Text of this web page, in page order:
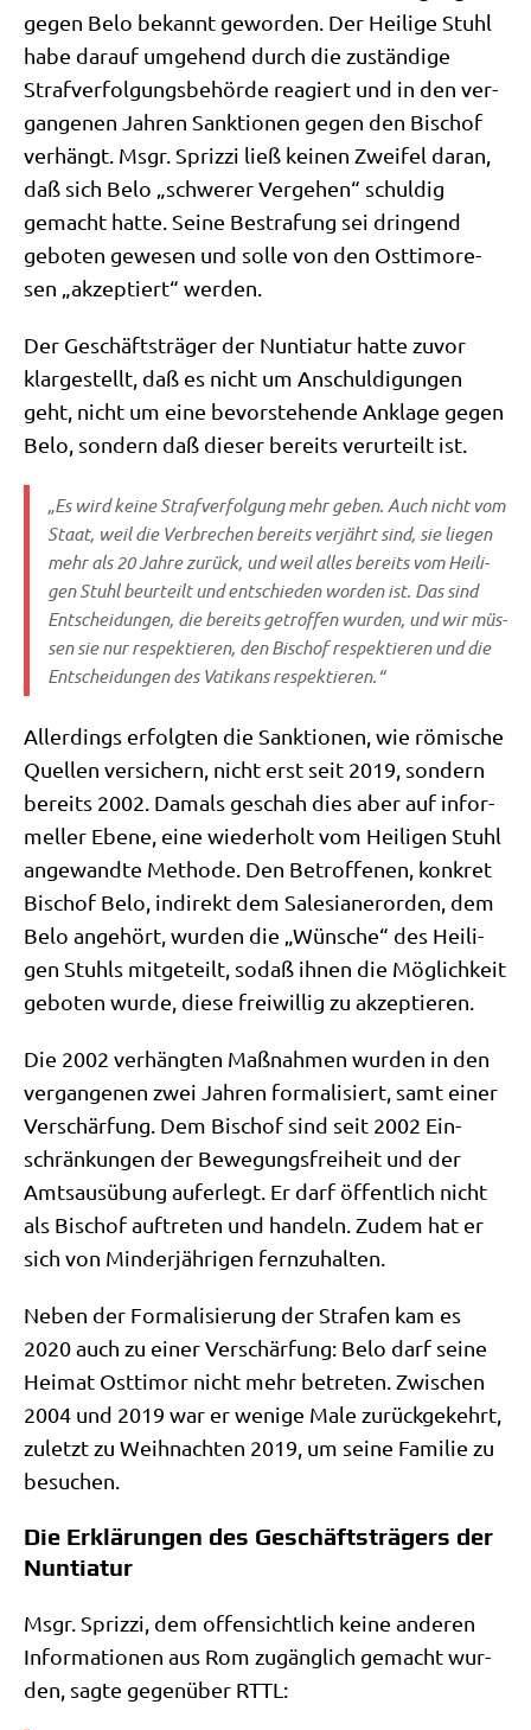
gegen Belo bekannt gewor­den. Der Hei­li­ge Stuhl
habe dar­auf umge­hend durch die zustän­di­ge
Straf­ver­fol­gungs­be­hör­de reagiert und in den ver­
gan­ge­nen Jah­ren Sank­tio­nen gegen den Bischof
ver­hängt. Msgr. Spriz­zi ließ kei­nen Zwei­fel dar­an,
daß sich Belo „schwe­rer Ver­ge­hen“ schul­dig
gemacht hat­te. Sei­ne Bestra­fung sei drin­gend
gebo­ten gewe­sen und sol­le von den Ost­ti­mo­re­
sen „akzep­tiert“ werden.
Der Geschäfts­trä­ger der Nun­tia­tur hat­te zuvor
klar­ge­stellt, daß es nicht um Anschul­di­gun­gen
geht, nicht um eine bevor­ste­hen­de Ankla­ge gegen
Belo, son­dern daß die­ser bereits ver­ur­teilt ist.
„Es wird kei­ne Straf­ver­fol­gung mehr geben. Auch nicht vom
Staat, weil die Ver­bre­chen bereits ver­jährt sind, sie lie­gen
mehr als 20 Jah­re zurück, und weil alles bereits vom Hei­li­
gen Stuhl beur­teilt und ent­schie­den wor­den ist. Das sind
Ent­schei­dun­gen, die bereits getrof­fen wur­den, und wir müs­
sen sie nur respek­tie­ren, den Bischof respek­tie­ren und die
Ent­schei­dun­gen des Vati­kans respektieren.“
Aller­dings erfolg­ten die Sank­tio­nen, wie römi­sche
Quel­len ver­si­chern, nicht erst seit 2019, son­dern
bereits 2002. Damals geschah dies aber auf infor­
mel­ler Ebe­ne, eine wie­der­holt vom Hei­li­gen Stuhl
ange­wand­te Metho­de. Den Betrof­fe­nen, kon­kret
Bischof Belo, indi­rekt dem Sale­sia­ner­or­den, dem
Belo ange­hört, wur­den die „Wün­sche“ des Hei­li­
gen Stuhls mit­ge­teilt, sodaß ihnen die Mög­lich­keit
gebo­ten wur­de, die­se frei­wil­lig zu akzeptieren.
Die 2002 ver­häng­ten Maß­nah­men wur­den in den
ver­gan­ge­nen zwei Jah­ren for­ma­li­siert, samt einer
Ver­schär­fung. Dem Bischof sind seit 2002 Ein­
schrän­kun­gen der Bewe­gungs­frei­heit und der
Amts­aus­übung auf­er­legt. Er darf öffent­lich nicht
als Bischof auf­tre­ten und han­deln. Zudem hat er
sich von Min­der­jäh­ri­gen fernzuhalten.
Neben der For­ma­li­sie­rung der Stra­fen kam es
2020 auch zu einer Ver­schär­fung: Belo darf sei­ne
Hei­mat Ost­ti­mor nicht mehr betre­ten. Zwi­schen
2004 und 2019 war er weni­ge Male zurück­ge­kehrt,
zuletzt zu Weih­nach­ten 2019, um sei­ne Fami­lie zu
besuchen.
Die Erklärungen des Geschäftsträgers der
Nuntiatur
Msgr. Spriz­zi, dem offen­sicht­lich kei­ne ande­ren
Infor­ma­tio­nen aus Rom zugäng­lich gemacht wur­
den, sag­te gegen­über RTTL: